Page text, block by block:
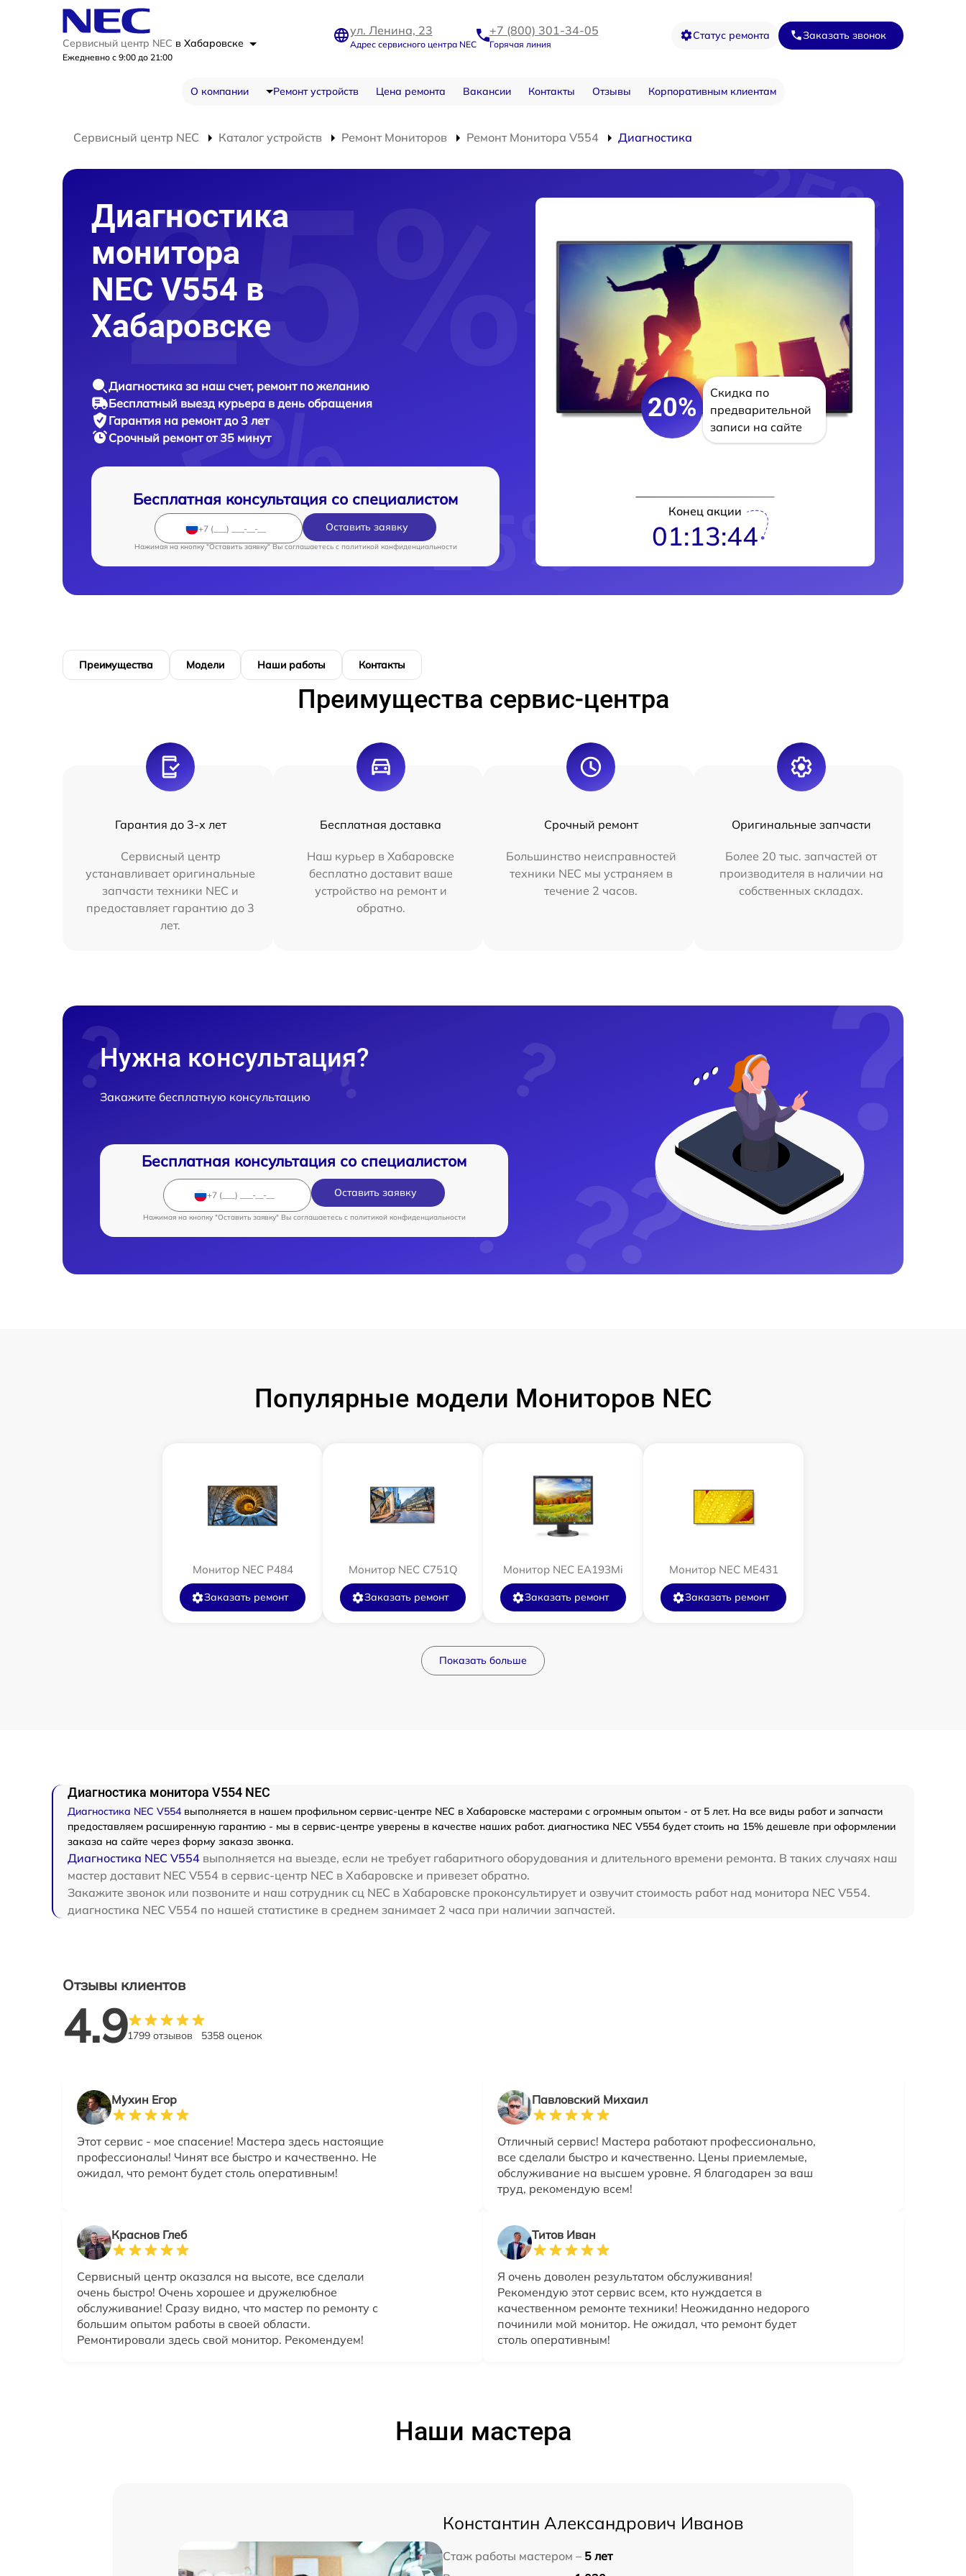
Сервисный центр NEC в Хабаровске
Ежедневно с 9:00 до 21:00
ул. Ленина, 23
Адрес сервисного центра NEC
+7 (800) 301-34-05
Горячая линия
Статус ремонта Заказать звонок
О компании Ремонт устройств Цена ремонта Вакансии Контакты Отзывы Корпоративным клиентам
Сервисный центр NEC Каталог устройств Ремонт Мониторов Ремонт Монитора V554 Диагностика
Диагностика
монитора
NEC V554 в
Хабаровске
Диагностика за наш счет, ремонт по желанию
Бесплатный выезд курьера в день обращения
Гарантия на ремонт до 3 лет
Срочный ремонт от 35 минут
Бесплатная консультация со специалистом
Оставить заявку
Нажимая на кнопку "Оставить заявку" Вы соглашаетесь c политикой конфиденциальности
20%
Скидка по
предварительной
записи на сайте
Конец акции
01:13:42
Преимущества Модели Наши работы Контакты
Преимущества сервис-центра
Гарантия до 3-х лет
Сервисный центр
устанавливает оригинальные
запчасти техники NEC и
предоставляет гарантию до 3
лет.
Бесплатная доставка
Наш курьер в Хабаровске
бесплатно доставит ваше
устройство на ремонт и
обратно.
Срочный ремонт
Большинство неисправностей
техники NEC мы устраняем в
течение 2 часов.
Оригинальные запчасти
Более 20 тыс. запчастей от
производителя в наличии на
собственных складах.
Нужна консультация?
Закажите бесплатную консультацию
Бесплатная консультация со специалистом
Оставить заявку
Нажимая на кнопку "Оставить заявку" Вы соглашаетесь c политикой конфиденциальности
Популярные модели Мониторов NEC
Монитор NEC P484
Заказать ремонт
Монитор NEC C751Q
Заказать ремонт
Монитор NEC EA193Mi
Заказать ремонт
Монитор NEC ME431
Заказать ремонт
Показать больше
Диагностика монитора V554 NEC
Диагностика NEC V554 выполняется в нашем профильном сервис-центре NEC в Хабаровске мастерами с огромным опытом - от 5 лет. На все виды работ и запчасти
предоставляем расширенную гарантию - мы в сервис-центре уверены в качестве наших работ. диагностика NEC V554 будет стоить на 15% дешевле при оформлении
заказа на сайте через форму заказа звонка.
Диагностика NEC V554 выполняется на выезде, если не требует габаритного оборудования и длительного времени ремонта. В таких случаях наш
мастер доставит NEC V554 в сервис-центр NEC в Хабаровске и привезет обратно.
Закажите звонок или позвоните и наш сотрудник сц NEC в Хабаровске проконсультирует и озвучит стоимость работ над монитора NEC V554.
диагностика NEC V554 по нашей статистике в среднем занимает 2 часа при наличии запчастей.
Отзывы клиентов
4.91799 отзывов 5358 оценок
Мухин Егор
Этот сервис - мое спасение! Мастера здесь настоящие
профессионалы! Чинят все быстро и качественно. Не
ожидал, что ремонт будет столь оперативным!
Павловский Михаил
Отличный сервис! Мастера работают профессионально,
все сделали быстро и качественно. Цены приемлемые,
обслуживание на высшем уровне. Я благодарен за ваш
труд, рекомендую всем!
Краснов Глеб
Сервисный центр оказался на высоте, все сделали
очень быстро! Очень хорошее и дружелюбное
обслуживание! Сразу видно, что мастер по ремонту с
большим опытом работы в своей области.
Ремонтировали здесь свой монитор. Рекомендуем!
Титов Иван
Я очень доволен результатом обслуживания!
Рекомендую этот сервис всем, кто нуждается в
качественном ремонте техники! Неожиданно недорого
починили мой монитор. Не ожидал, что ремонт будет
столь оперативным!
Наши мастера
Константин Александрович Иванов
Стаж работы мастером – 5 лет